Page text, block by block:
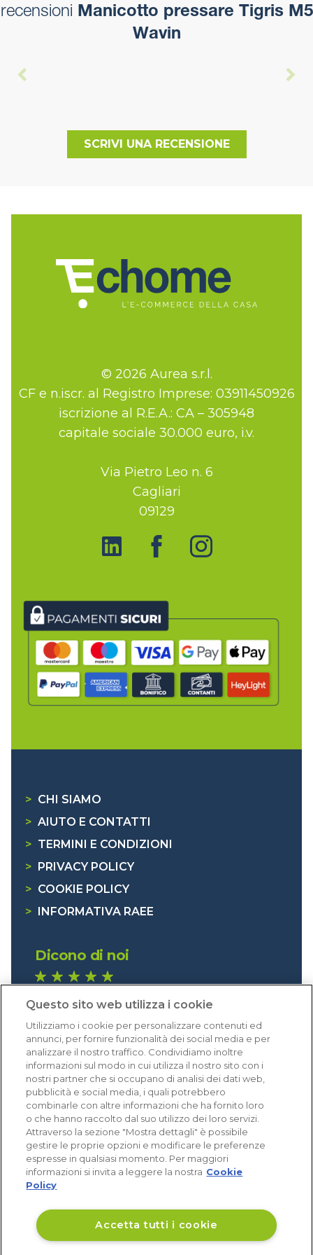
recensioni Manicotto pressare Tigris M5
Wavin
SCRIVI UNA RECENSIONE
© 2026 Aurea s.r.l.
CF e n.iscr. al Registro Imprese: 03911450926
iscrizione al R.E.A.: CA – 305948
capitale sociale 30.000 euro, i.v.
Via Pietro Leo n. 6
Cagliari
09129
> CHI SIAMO
> AIUTO E CONTATTI
> TERMINI E CONDIZIONI
>
PRIVACY POLICY
> COOKIE POLICY
>
INFORMATIVA RAEE
Dicono di noi
Eccellente (4,8)
Acquisti verificati
Questo sito web utilizza i cookie
Utilizziamo i cookie per personalizzare contenuti ed
annunci, per fornire funzionalità dei social media e per
analizzare il nostro traffico. Condividiamo inoltre
informazioni sul modo in cui utilizza il nostro sito con i
nostri partner che si occupano di analisi dei dati web,
pubblicità e social media, i quali potrebbero
combinarle con altre informazioni che ha fornito loro
o che hanno raccolto dal suo utilizzo dei loro servizi.
Attraverso la sezione "Mostra dettagli" è possibile
gestire le proprie opzioni e modificare le preferenze
espresse in qualsiasi momento. Per maggiori
informazioni si invita a leggere la nostra Cookie
Policy
Accetta tutti i cookie